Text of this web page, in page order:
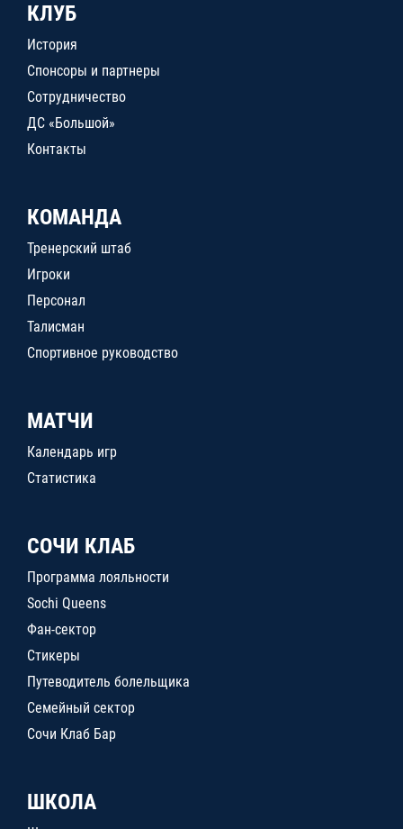
КЛУБ
История
Спонсоры и партнеры
Сотрудничество
ДС «Большой»
Контакты
КОМАНДА
Тренерский штаб
Игроки
Персонал
Талисман
Спортивное руководство
МАТЧИ
Календарь игр
Статистика
СОЧИ КЛАБ
Программа лояльности
Sochi Queens
Фан-сектор
Стикеры
Путеводитель болельщика
Семейный сектор
Сочи Клаб Бар
ШКОЛА